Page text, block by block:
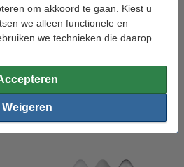
om akkoord te gaan. Kiest u
we alleen functionele en
we technieken die daarop
Weigeren
dan tienduizend producten.
die komen kijken bij het kiezen en
wij voor u toelichten in dit
vindt u diverse onderwerpen en
Mogelijk ook